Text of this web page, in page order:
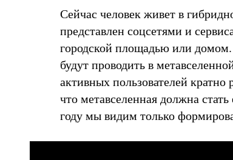
Сейчас человек живет в
представлен соцсетями и
городской площадью или
будут проводить в
активных пользователей
что метавселенная должна
году мы видим только